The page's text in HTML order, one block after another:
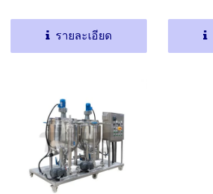
แบบหมุน...รายละเอียด